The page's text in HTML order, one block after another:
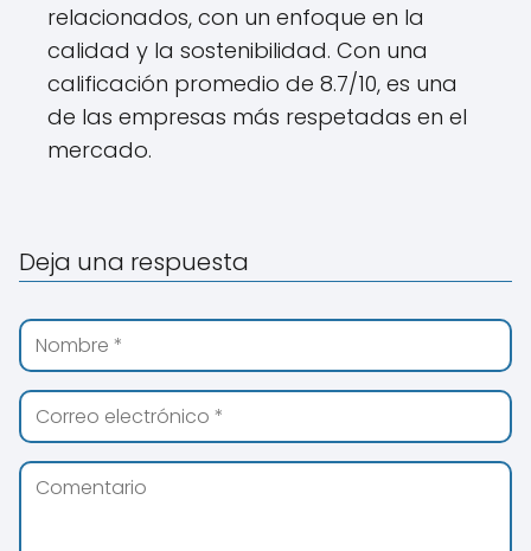
relacionados, con un enfoque en la
calidad y la sostenibilidad. Con una
calificación promedio de 8.7/10, es una
de las empresas más respetadas en el
mercado.
Deja una respuesta